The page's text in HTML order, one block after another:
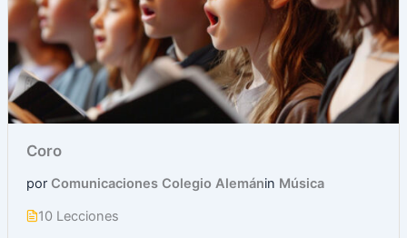
Coro
por Comunicaciones Colegio Alemánin Música
10 Lecciones